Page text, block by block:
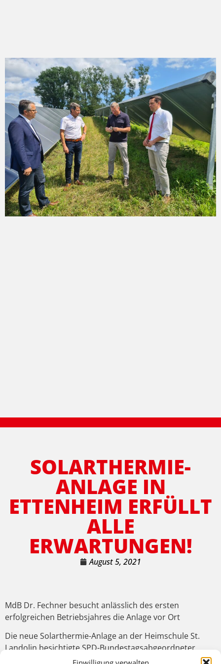
SOLARTHERMIE-
ANLAGE IN
ETTENHEIM ERFÜLLT
ALLE
ERWARTUNGEN!
August 5, 2021
MdB Dr. Fechner besucht anlässlich des ersten
erfolgreichen Betriebsjahres die Anlage vor Ort
Die neue Solarthermie-Anlage an der Heimschule St.
Landolin besichtigte SPD-Bundestagsabgeordneter
Johannes Fechner gemeinsam mit Bürgermeister Bruno